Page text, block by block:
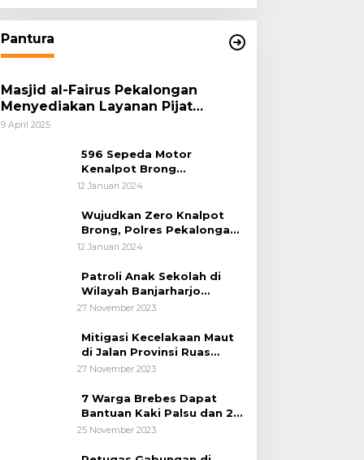
Pantura
Masjid al-Fairus Pekalongan
Menyediakan Layanan Pijat
hingga Potong Rambut Gratis bagi
9 April 2025
596 Sepeda Motor
Kenalpot Brong
Diamankan Polres
12 Januari 2024
Wujudkan Zero Knalpot
Brong, Polres Pekalongan
Kota Berikan Edukasi
12 Januari 2024
Patroli Anak Sekolah di
Wilayah Banjarharjo
Brebes
27 November 2023
Mitigasi Kecelakaan Maut
di Jalan Provinsi Ruas
Banjarharjo-Salem
27 November 2023
7 Warga Brebes Dapat
Bantuan Kaki Palsu dan 2
Operasi Bibir Sumbing
25 November 2023